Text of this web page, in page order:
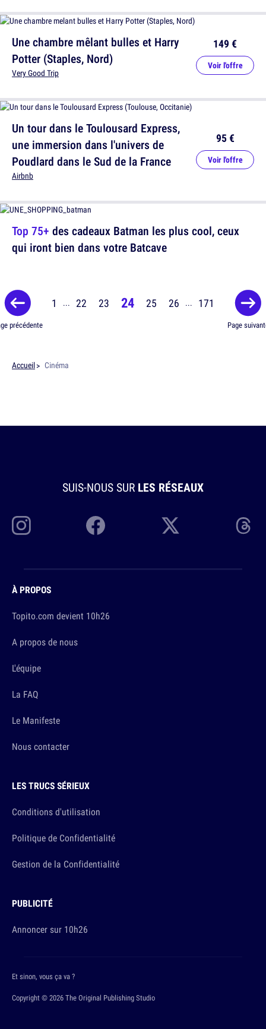
Un tour dans le Toulousard Express,
une immersion dans l'univers de
Poudlard dans le Sud de la France
Airbnb
95 €
Voir l'offre
Une chambre mêlant bulles et Harry
Potter (Staples, Nord)
Very Good Trip
149 €
Voir l'offre
Top 75+ des cadeaux Batman les plus cool, ceux
qui iront bien dans votre Batcave
précédente
1 ... 22 23 24 25 26 ... 171
Page
Accueil Cinéma
SUIS-NOUS SUR LES RÉSEAUX
À PROPOS
Topito.com devient 10h26
A propos de nous
L'équipe
La FAQ
Le Manifeste
Nous contacter
LES TRUCS SÉRIEUX
Conditions d'utilisation
Politique de Confidentialité
Gestion de la Confidentialité
PUBLICITÉ
Annoncer sur 10h26
Copyright © 2026 The Original Publishing Studio
Et sinon, vous ça va ?